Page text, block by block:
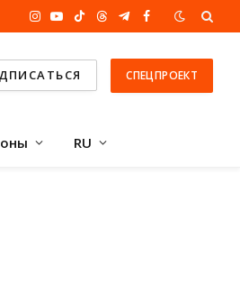
Instagram
YouTube
TikTokThreadsTelegram
Facebook
СПЕЦПРОЕКТ
RU